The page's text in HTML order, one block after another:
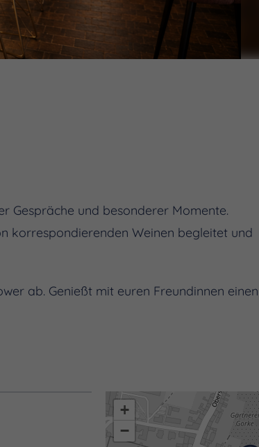
Gespräche und besonderer Momente.
korrespondierenden Weinen begleitet und
ab. Genießt mit euren Freundinnen einen
+
−